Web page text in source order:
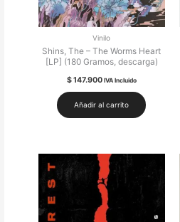
Vinilo
Shins, The – The Worms Heart
[LP] (180 Gramos, descarga)
$147.900 IVA Incluido
Añadir al carrito